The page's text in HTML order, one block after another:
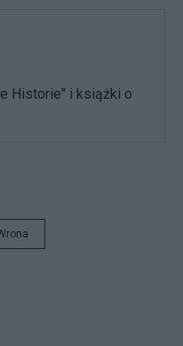
Historie" i książki o